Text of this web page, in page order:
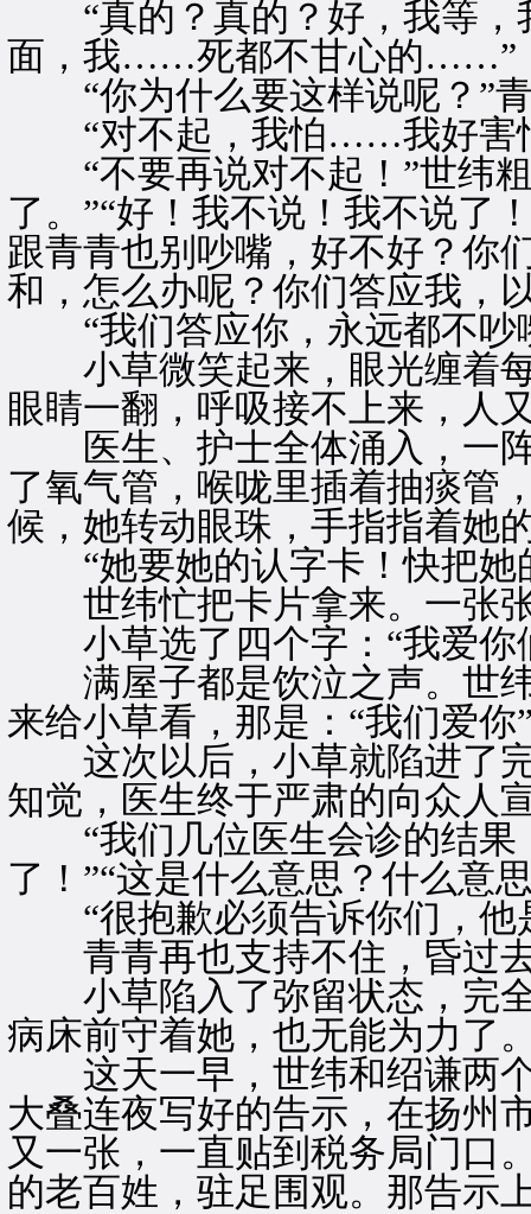
“真的？真的？好，我等，
面，我……死都不甘心的……”
“你为什么要这样说呢？”青
“对不起，我怕……我好害怕
“不要再说对不起！”世纬粗
了。”“好！我不说！我不说了
跟青青也别吵嘴，好不好？你
和，怎么办呢？你们答应我，
“我们答应你，永远都不吵
小草微笑起来，眼光缠着每
眼睛一翻，呼吸接不上来，人
医生、护士全体涌入，一阵
了氧气管，喉咙里插着抽痰管
候，她转动眼珠，手指指着她
“她要她的认字卡！快把她
世纬忙把卡片拿来。一张
小草选了四个字：“我爱你
满屋子都是饮泣之声。世纬
来给小草看，那是：“我们爱你
这次以后，小草就陷进了完
知觉，医生终于严肃的向众人
“我们几位医生会诊的结果
了！”“这是什么意思？什么意
“很抱歉必须告诉你们，他
青青再也支持不住，昏过
小草陷入了弥留状态，完全
病床前守着她，也无能为力了
这天一早，世纬和绍谦两个
大叠连夜写好的告示，在扬州
又一张，一直贴到税务局门口
的老百姓，驻足围观。那告示